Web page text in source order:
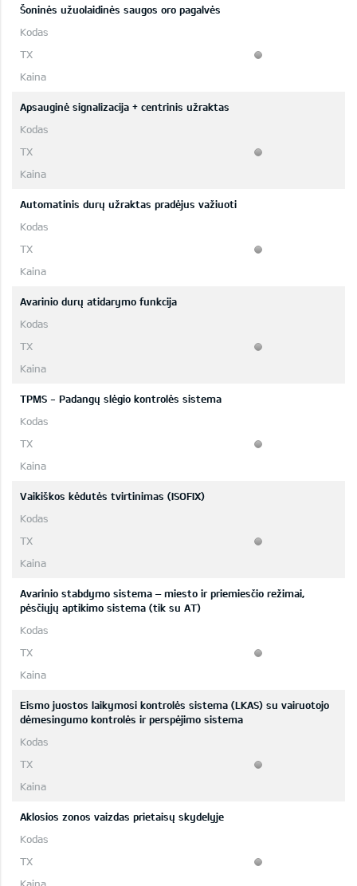
Šoninės užuolaidinės saugos oro pagalvės
Apsauginė signalizacija + centrinis užraktas
Automatinis durų užraktas pradėjus važiuoti
Avarinio durų atidarymo funkcija
TPMS - Padangų slėgio kontrolės sistema
Vaikiškos kėdutės tvirtinimas (ISOFIX)
Avarinio stabdymo sistema – miesto ir priemiesčio režimai,
pėsčiųjų aptikimo sistema (tik su AT)
Eismo juostos laikymosi kontrolės sistema (LKAS) su vairuotojo
dėmesingumo kontrolės ir perspėjimo sistema
Aklosios zonos vaizdas prietaisų skydelyje